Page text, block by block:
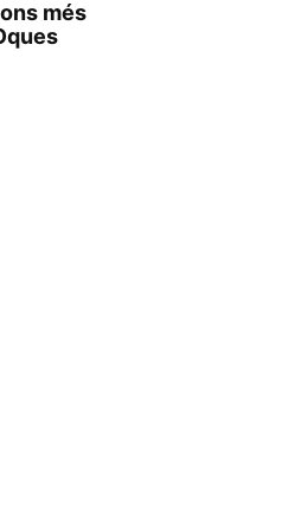
més